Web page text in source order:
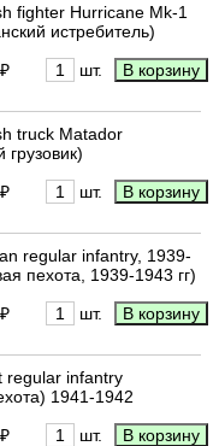
fighter Hurricane Mk-1
истребитель)
шт.
truck Matador
шт.
regular infantry, 1939-
пехота, 1939-1943 гг)
шт.
regular infantry
1941-1942
шт.